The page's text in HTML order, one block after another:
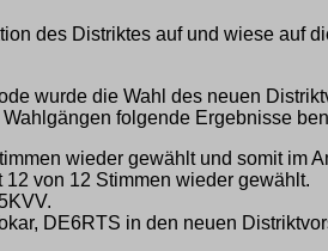
des Distriktes auf und wiese auf
wurde die Wahl des neuen
folgende Ergebnisse
wieder gewählt und somit im
von 12 Stimmen wieder gewählt.
DE6RTS in den neuen